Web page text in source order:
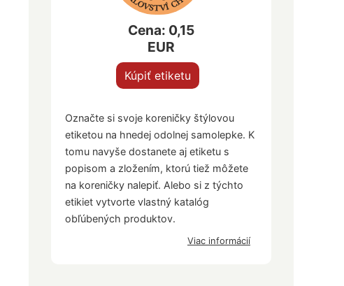
Cena: 0,15
EUR
Kúpiť etiketu
Označte si svoje koreničky štýlovou
etiketou na hnedej odolnej samolepke. K
tomu navyše dostanete aj etiketu s
popisom a zložením, ktorú tiež môžete
na koreničky nalepiť. Alebo si z týchto
etikiet vytvorte vlastný katalóg
obľúbených produktov.
Viac informácií